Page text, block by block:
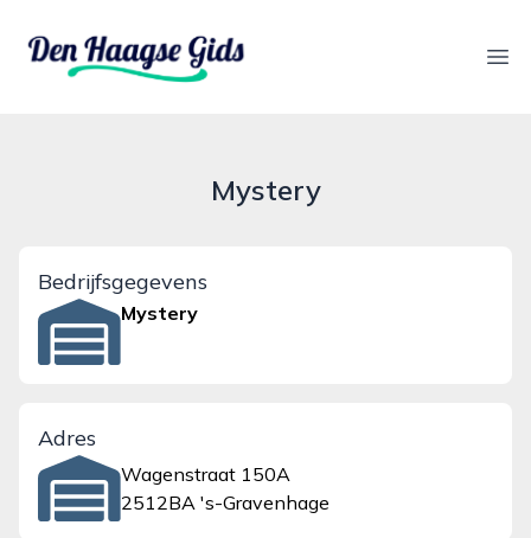
denhaagsegids.nl
Mystery
Bedrijfsgegevens
Mystery
Adres
Wagenstraat 150A
2512BA 's-Gravenhage